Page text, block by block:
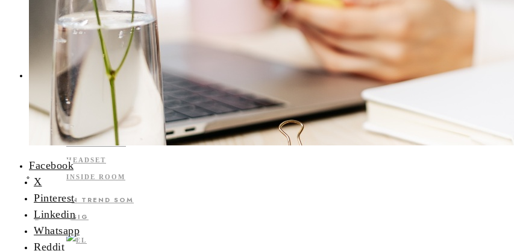
FÅ PRIVATEKONOMIN
HELSKINNAD IGENOM
TEKNOLOGI
VR – EN TREND SOM
KOM AV SIG
Facebook
X
Pinterest
Linkedin
Whatsapp
Reddit